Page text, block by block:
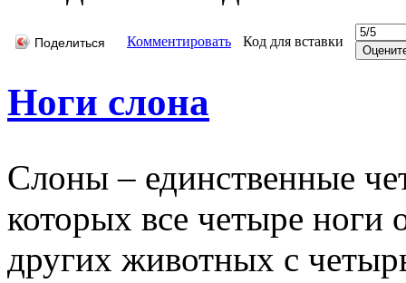
Поделиться Комментировать Код для вставки
Ноги слона
Слоны – единственные
которых все четыре
других животных с